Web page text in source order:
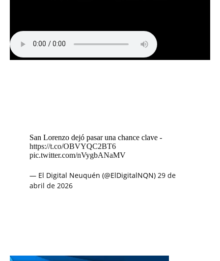
San Lorenzo dejó pasar una chance clave -
https://t.co/OBVYQC2BT6
pic.twitter.com/nVygbANaMV
— El Digital Neuquén (@ElDigitalNQN) 29 de
abril de 2026